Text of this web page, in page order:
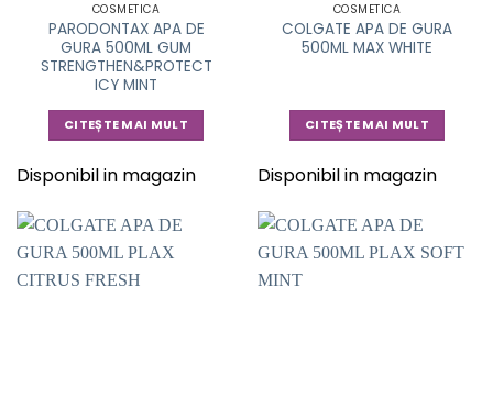
COSMETICA
PARODONTAX APA DE
GURA 500ML GUM
STRENGTHEN&PROTECT
ICY MINT
CITEȘTE MAI MULT
Disponibil in magazin
COSMETICA
COLGATE APA DE GURA
500ML MAX WHITE
CITEȘTE MAI MULT
Disponibil in magazin